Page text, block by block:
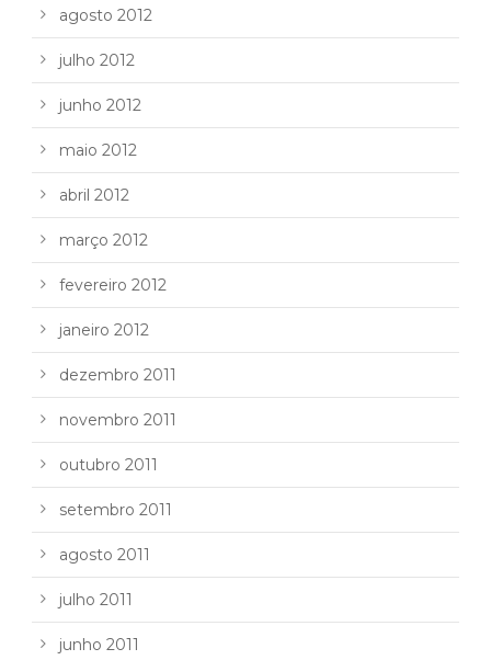
agosto 2012
julho 2012
junho 2012
maio 2012
abril 2012
março 2012
fevereiro 2012
janeiro 2012
dezembro 2011
novembro 2011
outubro 2011
setembro 2011
agosto 2011
julho 2011
junho 2011